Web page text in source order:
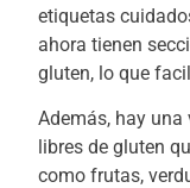
etiquetas
ahora tienen
gluten, lo que
Además, hay
libres de gluten
como frutas,